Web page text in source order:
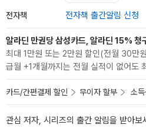
전자책 전자책 출간알림 신청
알라딘 만권당 삼성카드, 알라딘 15% 청
최대 1만원 또는 2만원 할인(전월 30만
급월 +1개월까지는 전월 실적이 없어도
카드/간편결제 할인 무이자 할부 소
관심 저자, 시리즈의 출간 알림을 받아보